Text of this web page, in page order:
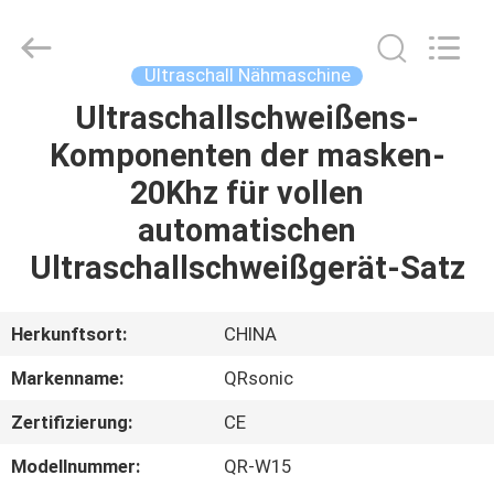
PRODUKTE
ÜBER
WERKSBESICHTIGUNG
QUALITÄTSKONTROLLE
Co.,Ltd.
Ultraschall Nähmaschine
Ultraschallschweißens-
Komponenten der masken-
20Khz für vollen
automatischen
Ultraschallschweißgerät-Satz
Herkunftsort:
CHINA
Markenname:
QRsonic
Zertifizierung:
CE
Modellnummer:
QR-W15